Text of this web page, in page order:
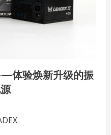
体验焕新升级的振